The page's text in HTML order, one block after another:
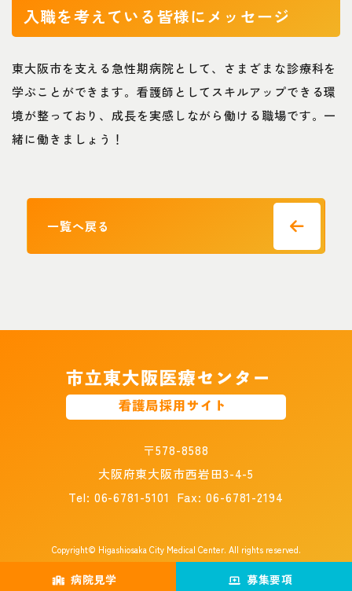
病院見学 募集要項
入職を考えている皆様にメッセージ
東大阪市を支える急性期病院として、さまざまな診療科を
学ぶことができます。看護師としてスキルアップできる環
境が整っており、成長を実感しながら働ける職場です。一
緒に働きましょう！
一覧へ戻る
〒578-8588
大阪府東大阪市西岩田3-4-5
Tel: 06-6781-5101 Fax: 06-6781-2194
Copyright© Higashiosaka City Medical Center. All rights reserved.